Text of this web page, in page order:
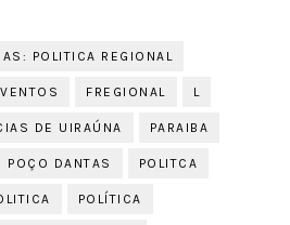
POLITICA REGIONAL
FREGIONAL L
DE UIRAÚNA PARAIBA
POÇO DANTAS POLITCA
POLÍTICA